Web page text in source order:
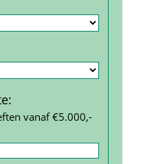
:
vanaf €5.000,-